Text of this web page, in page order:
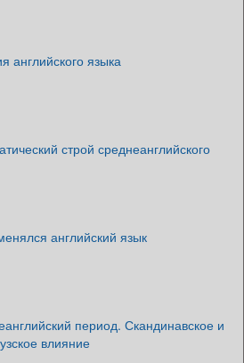
английского языка
строй среднеанглийского
английский язык
период. Скандинавское и
влияние